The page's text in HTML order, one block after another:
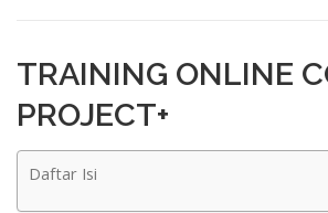
TRAINING ONLINE
PROJECT+
Daftar Isi